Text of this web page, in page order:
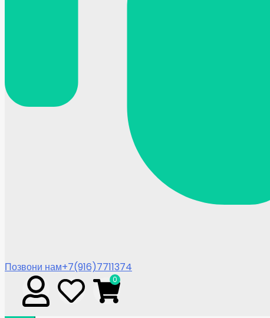
Позвони нам+7(916)7711374
0